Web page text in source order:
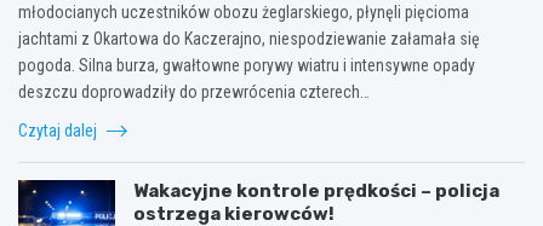
młodocianych uczestników obozu żeglarskiego, płynęli pięcioma
jachtami z Okartowa do Kaczerajno, niespodziewanie załamała się
pogoda. Silna burza, gwałtowne porywy wiatru i intensywne opady
deszczu doprowadziły do przewrócenia czterech…
Czytaj dalej
Wakacyjne kontrole prędkości – policja
ostrzega kierowców!